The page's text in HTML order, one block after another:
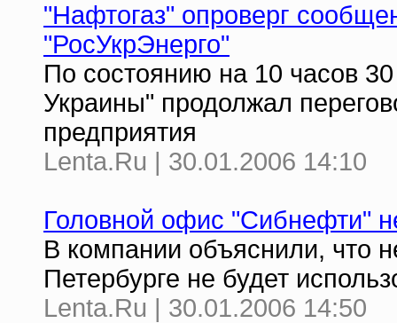
"Нафтогаз" опроверг
"РосУкрЭнерго"
По состоянию на 10 часов
Украины" продолжал
предприятия
Lenta.Ru | 30.01.2006 14:10
Головной офис "Сибнефти"
В компании объяснили, что
Петербурге не будет
Lenta.Ru | 30.01.2006 14:50